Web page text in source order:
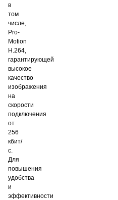
в
том
числе,
Pro-
Motion
H.264,
гарантирующей
высокое
качество
изображения
на
скорости
подключения
от
256
кбит/
с.
Для
повышения
удобства
и
эффективности